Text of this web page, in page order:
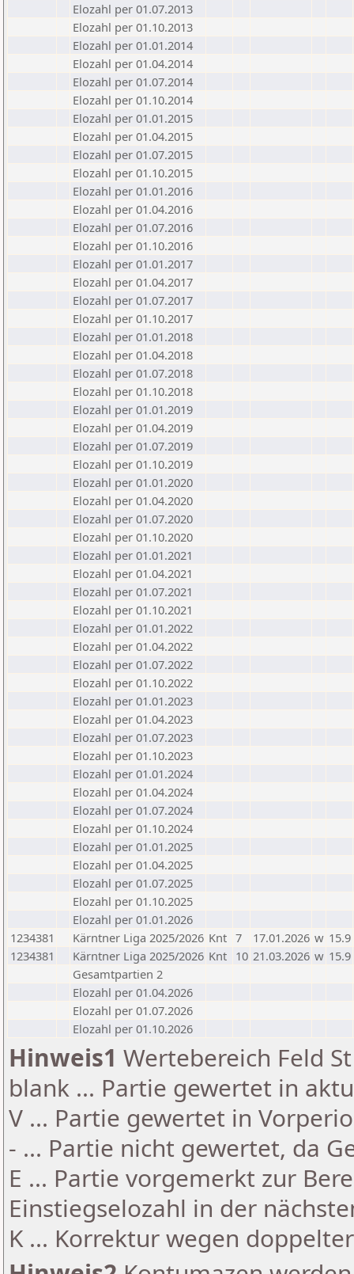
Elozahl per 01.07.2013
Elozahl per 01.10.2013
Elozahl per 01.01.2014
Elozahl per 01.04.2014
Elozahl per 01.07.2014
Elozahl per 01.10.2014
Elozahl per 01.01.2015
Elozahl per 01.04.2015
Elozahl per 01.07.2015
Elozahl per 01.10.2015
Elozahl per 01.01.2016
Elozahl per 01.04.2016
Elozahl per 01.07.2016
Elozahl per 01.10.2016
Elozahl per 01.01.2017
Elozahl per 01.04.2017
Elozahl per 01.07.2017
Elozahl per 01.10.2017
Elozahl per 01.01.2018
Elozahl per 01.04.2018
Elozahl per 01.07.2018
Elozahl per 01.10.2018
Elozahl per 01.01.2019
Elozahl per 01.04.2019
Elozahl per 01.07.2019
Elozahl per 01.10.2019
Elozahl per 01.01.2020
Elozahl per 01.04.2020
Elozahl per 01.07.2020
Elozahl per 01.10.2020
Elozahl per 01.01.2021
Elozahl per 01.04.2021
Elozahl per 01.07.2021
Elozahl per 01.10.2021
Elozahl per 01.01.2022
Elozahl per 01.04.2022
Elozahl per 01.07.2022
Elozahl per 01.10.2022
Elozahl per 01.01.2023
Elozahl per 01.04.2023
Elozahl per 01.07.2023
Elozahl per 01.10.2023
Elozahl per 01.01.2024
Elozahl per 01.04.2024
Elozahl per 01.07.2024
Elozahl per 01.10.2024
Elozahl per 01.01.2025
Elozahl per 01.04.2025
Elozahl per 01.07.2025
Elozahl per 01.10.2025
Elozahl per 01.01.2026
1234381
Kärntner Liga 2025/2026 Knt 7 17.01.2026 w 15.9
1234381
Kärntner Liga 2025/2026 Knt 10 21.03.2026 w 15.9
Gesamtpartien 2
Elozahl per 01.04.2026
Elozahl per 01.07.2026
Elozahl per 01.10.2026
Hinweis1 Wertebereich Feld
blank ... Partie gewertet in
V ... Partie gewertet in
- ... Partie nicht gewertet, da
E ... Partie vorgemerkt zur
Einstiegselozahl in der
K ... Korrektur wegen